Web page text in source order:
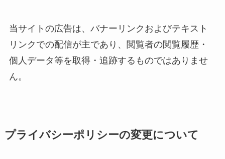
当サイトの広告は、バナーリンクおよびテキスト
リンクでの配信が主であり、閲覧者の閲覧履歴・
個人データ等を取得・追跡するものではありませ
ん。
プライバシーポリシーの変更について